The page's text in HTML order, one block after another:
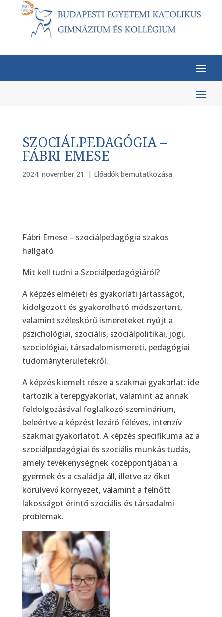
SZOCIÁLPEDAGÓGIA –
FÁBRI EMESE
2024. november 21. | Előadók bemutatkozása
Fábri Emese – szociálpedagógia szakos
hallgató
Mit kell tudni a Szociálpedagógiáról?
A képzés elméleti és gyakorlati jártasságot,
kidolgozott és gyakorolható módszertant,
valamint széleskörű ismereteket nyújt a
pszichológiai, szociális, szociálpolitikai, jogi,
szociológiai, társadalomismereti, pedagógiai
tudományterületekről.
A képzés kiemelt része a szakmai gyakorlat: ide
tartozik a terepgyakorlat, valamint az annak
feldolgozásával foglalkozó szeminárium,
beleértve a képzést lezáró féléves, intenzív
szakmai gyakorlatot. A képzés specifikuma az a
szociálpedagógiai és szociális munkás tudás,
amely tevékenységnek középpontjában a
gyermek és a családja áll, illetve az őket
körülvevő környezet, valamint a felnőtt
lakosságot érintő szociális és társadalmi
problémák.